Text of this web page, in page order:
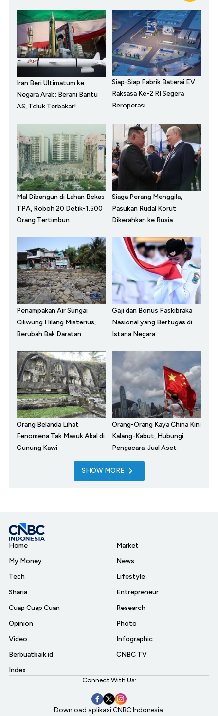
Iran Beri Ultimatum ke
Negara Arab: Berani Bantu
AS, Teluk Terbakar!
Siap-Siap Pabrik Baterai EV
Raksasa Ke-2 RI Segera
Beroperasi
Mal Dibangun di Lahan Bekas
TPA, Roboh 20 Detik-1.500
Orang Tertimbun
Siaga Perang Menggila,
Pasukan Rudal Korut
Dikerahkan ke Rusia
Penampakan Air Sungai
Ciliwung Hilang Misterius,
Berubah Bak Daratan
Gaji dan Bonus Paskibraka
Nasional yang Bertugas di
Istana Negara
Orang Belanda Lihat
Fenomena Tak Masuk Akal di
Gunung Kawi
Orang-Orang Kaya China Kini
Kalang-Kabut, Hubungi
Pengacara-Jual Aset
SHOW MORE
Home
My Money
Tech
Sharia
Cuap Cuap Cuan
Opinion
Video
Berbuatbaik.id
Index
Market
News
Lifestyle
Entrepreneur
Research
Photo
Infographic
CNBC TV
Connect With Us:
Download aplikasi CNBC Indonesia: